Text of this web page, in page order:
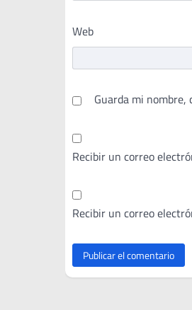
Web
Guarda mi nombre,
Recibir un correo
Recibir un correo